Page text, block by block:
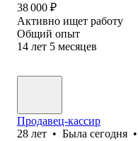
38 000 ₽
Активно ищет работу
Общий опыт
14 лет 5 месяцев
Продавец-кассир
28 лет • Была сегодня •